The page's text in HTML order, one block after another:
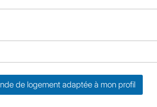
de logement adaptée à mon profil